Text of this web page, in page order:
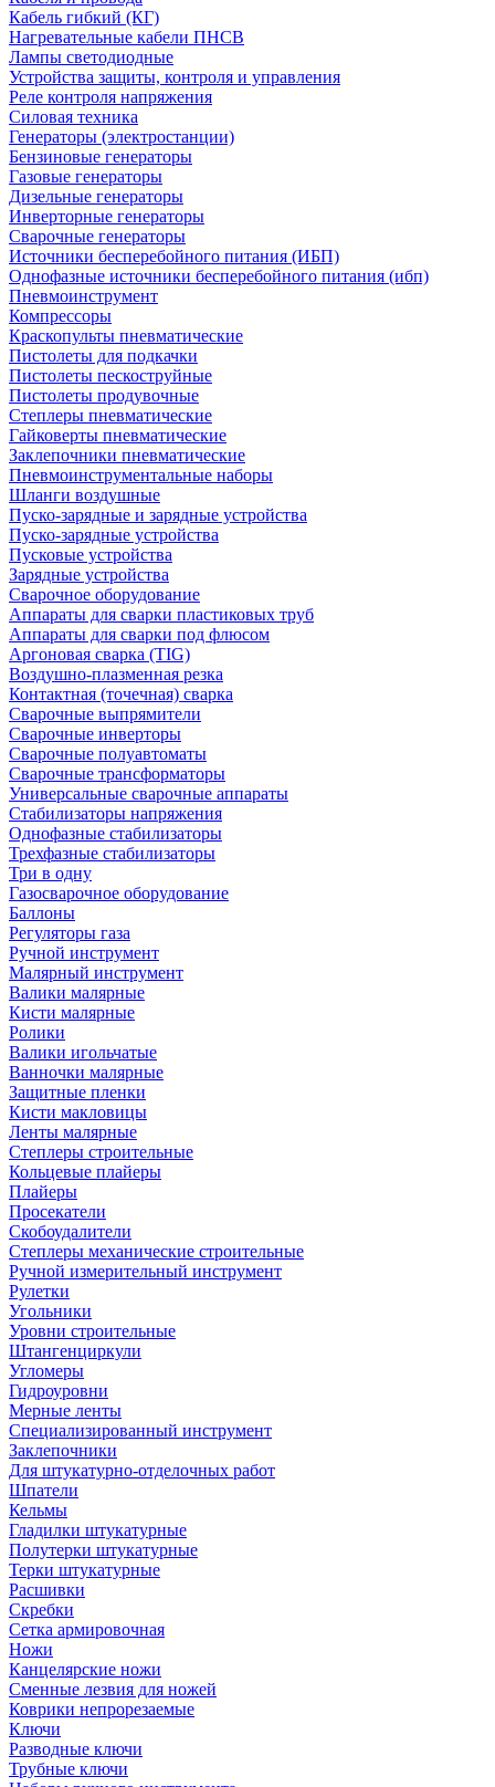
Кабель гибкий (КГ)
Нагревательные кабели ПНСВ
Лампы светодиодные
Устройства защиты, контроля и управления
Реле контроля напряжения
Силовая техника
Генераторы (электростанции)
Бензиновые генераторы
Газовые генераторы
Дизельные генераторы
Инверторные генераторы
Сварочные генераторы
Источники бесперебойного питания (ИБП)
Однофазные источники бесперебойного питания (ибп)
Пневмоинструмент
Компрессоры
Краскопульты пневматические
Пистолеты для подкачки
Пистолеты пескоструйные
Пистолеты продувочные
Степлеры пневматические
Гайковерты пневматические
Заклепочники пневматические
Пневмоинструментальные наборы
Шланги воздушные
Пуско-зарядные и зарядные устройства
Пуско-зарядные устройства
Пусковые устройства
Зарядные устройства
Сварочное оборудование
Аппараты для сварки пластиковых труб
Аппараты для сварки под флюсом
Аргоновая сварка (TIG)
Воздушно-плазменная резка
Контактная (точечная) сварка
Сварочные выпрямители
Сварочные инверторы
Сварочные полуавтоматы
Сварочные трансформаторы
Универсальные сварочные аппараты
Стабилизаторы напряжения
Однофазные стабилизаторы
Трехфазные стабилизаторы
Три в одну
Газосварочное оборудование
Баллоны
Регуляторы газа
Ручной инструмент
Малярный инструмент
Валики малярные
Кисти малярные
Ролики
Валики игольчатые
Ванночки малярные
Защитные пленки
Кисти макловицы
Ленты малярные
Степлеры строительные
Кольцевые плайеры
Плайеры
Просекатели
Скобоудалители
Степлеры механические строительные
Ручной измерительный инструмент
Рулетки
Угольники
Уровни строительные
Штангенциркули
Угломеры
Гидроуровни
Мерные ленты
Специализированный инструмент
Заклепочники
Для штукатурно-отделочных работ
Шпатели
Кельмы
Гладилки штукатурные
Полутерки штукатурные
Терки штукатурные
Расшивки
Скребки
Сетка армировочная
Ножи
Канцелярские ножи
Сменные лезвия для ножей
Коврики непрорезаемые
Ключи
Разводные ключи
Трубные ключи